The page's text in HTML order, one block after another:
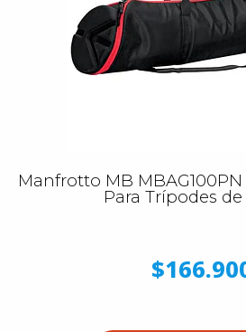
Manfrotto MB
Para Trípodes de